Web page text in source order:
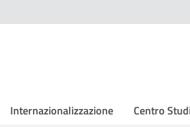
Internazionalizzazione Centro